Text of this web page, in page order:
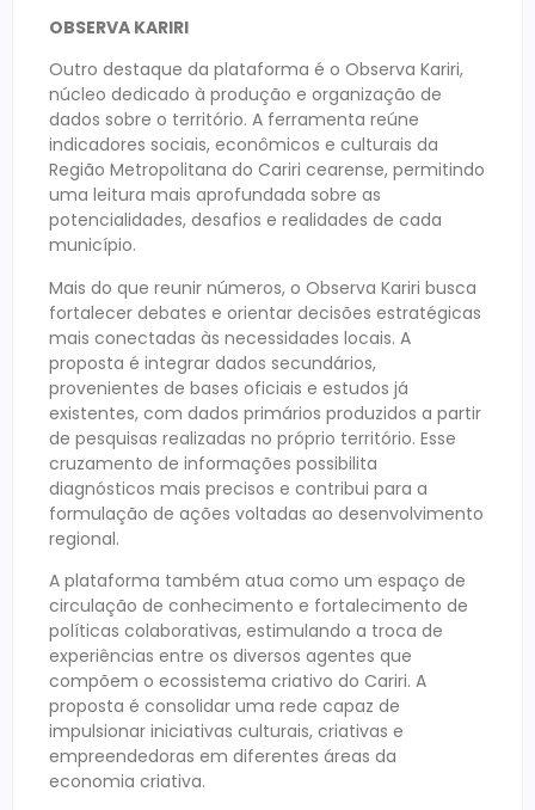
OBSERVA KARIRI
Outro destaque da plataforma é o Observa Kariri,
núcleo dedicado à produção e organização de
dados sobre o território. A ferramenta reúne
indicadores sociais, econômicos e culturais da
Região Metropolitana do Cariri cearense, permitindo
uma leitura mais aprofundada sobre as
potencialidades, desafios e realidades de cada
município.
Mais do que reunir números, o Observa Kariri busca
fortalecer debates e orientar decisões estratégicas
mais conectadas às necessidades locais. A
proposta é integrar dados secundários,
provenientes de bases oficiais e estudos já
existentes, com dados primários produzidos a partir
de pesquisas realizadas no próprio território. Esse
cruzamento de informações possibilita
diagnósticos mais precisos e contribui para a
formulação de ações voltadas ao desenvolvimento
regional.
A plataforma também atua como um espaço de
circulação de conhecimento e fortalecimento de
políticas colaborativas, estimulando a troca de
experiências entre os diversos agentes que
compõem o ecossistema criativo do Cariri. A
proposta é consolidar uma rede capaz de
impulsionar iniciativas culturais, criativas e
empreendedoras em diferentes áreas da
economia criativa.